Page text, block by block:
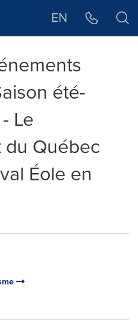
EN
été-
Le
Québec
Éole en